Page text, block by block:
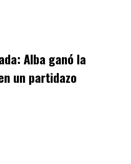
Alba ganó la
un partidazo